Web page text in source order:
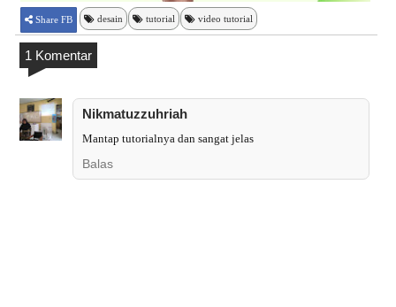
Share FB desain tutorial video tutorial
1 Komentar
Nikmatuzzuhriah
Mantap tutorialnya dan sangat jelas
Balas